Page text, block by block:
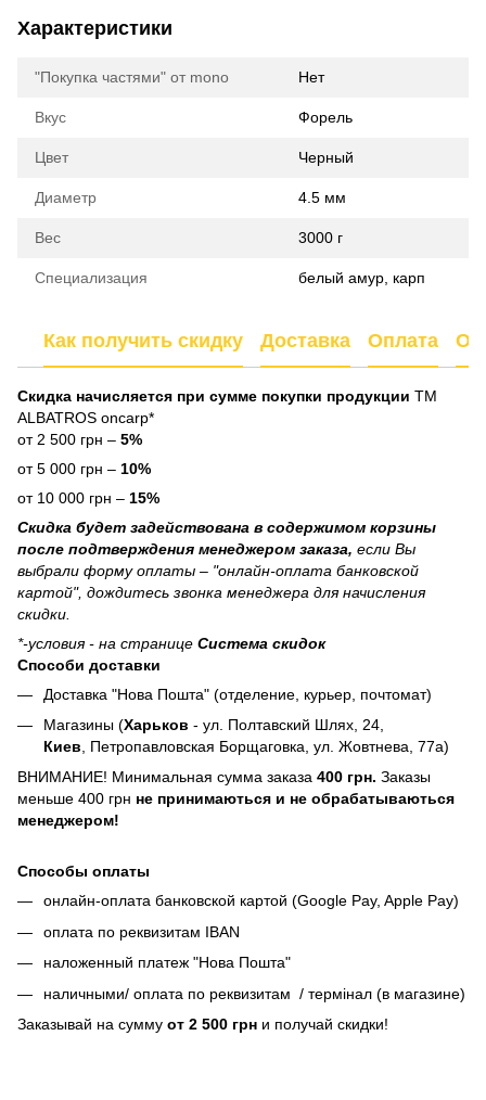
Характеристики
"Покупка частями" от mono Нет
Вкус Форель
Цвет Черный
Диаметр 4.5 мм
Вес 3000 г
Специализация белый амур, карп
Как получить скидку Доставка Оплата
Скидка начисляется при сумме покупки продукции ТМ
ALBATROS oncarp*
от 2 500 грн – 5%
от 5 000 грн – 10%
от 10 000 грн – 15%
Скидка будет задействована в содержимом корзины
после подтверждения менеджером заказа, если Вы
выбрали форму оплаты – "онлайн-оплата банковской
картой", дождитесь звонка менеджера для начисления
скидки.
*-условия - на странице Система скидок
Способи доставки
Доставка "Нова Пошта" (отделение, курьер, почтомат)
Магазины (Харьков - ул. Полтавский Шлях, 24,
Киев , Петропавловская Борщаговка, ул. Жовтнева, 77а)
ВНИМАНИЕ! Минимальная сумма заказа 400 грн. Заказы
меньше 400 грн не принимаються и не обрабатываються
менеджером!
Способы оплаты
онлайн-оплата банковской картой (Google Pay, Apple Pay)
оплата по реквизитам IBAN
наложенный платеж "Нова Пошта"
наличными/ оплата по реквизитам / термінал (в магазине)
Заказывай на сумму от 2 500 грн и получай скидки!